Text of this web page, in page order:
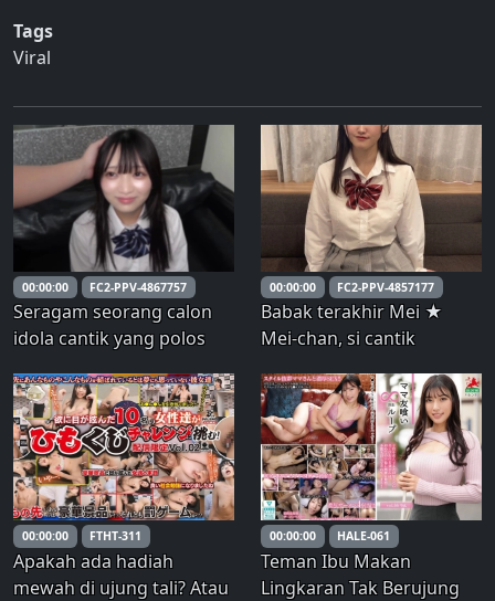
Tags
Viral
00:00:00 FC2-PPV-4867757
Seragam seorang calon
idola cantik yang polos
pria kotor dalam rekaman
rahasia! Tubuh dan
vaginanya yang indah
dipenuhi dengan banyak
sekali sperma setelah
pelajaran yang dia ter
00:00:00 FC2-PPV-4857177
Babak terakhir Mei ★
Mei-chan, si cantik
berusia 18 tahun,
menerima creampie
meskipun enggan, dan
mendapatkan pelatihan
deep throat dengan
mainan seks ★
Erangannya dengan suara
anime
00:00:00 FTHT-311
Apakah ada hadiah
mewah di ujung tali? Atau
00:00:00 HALE-061
Teman Ibu Makan
Lingkaran Tak Berujung